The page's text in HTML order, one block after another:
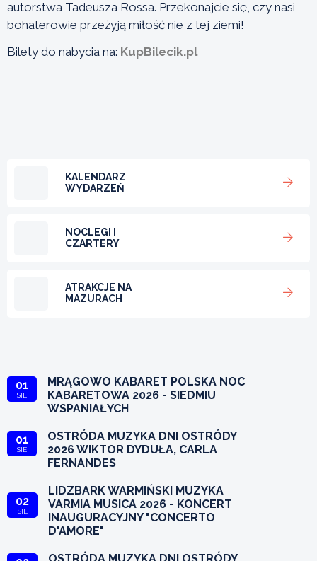
autorstwa Tadeusza Rossa. Przekonajcie się, czy nasi
bohaterowie przeżyją miłość nie z tej ziemi!
Bilety do nabycia na: KupBilecik.pl
KALENDARZ
WYDARZEŃ
NOCLEGI I
CZARTERY
ATRAKCJE NA
MAZURACH
01
SIE
MRĄGOWO KABARET POLSKA NOC
KABARETOWA 2026 - SIEDMIU
WSPANIAŁYCH
01
SIE
OSTRÓDA MUZYKA DNI OSTRÓDY
2026 WIKTOR DYDUŁA, CARLA
FERNANDES
02
SIE
LIDZBARK WARMIŃSKI MUZYKA
VARMIA MUSICA 2026 - KONCERT
INAUGURACYJNY "CONCERTO
D'AMORE"